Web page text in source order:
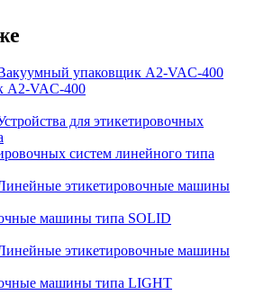
А2-VAC-400
систем линейного типа
машины типа SOLID
машины типа LIGHT